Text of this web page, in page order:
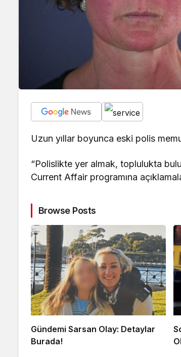
Uzun yıllar boyunca eski polis
“Polislikte yer almak, toplulukta
Current Affair programına
Browse Posts
Gündemi Sarsan Olay: Detaylar
Burada!